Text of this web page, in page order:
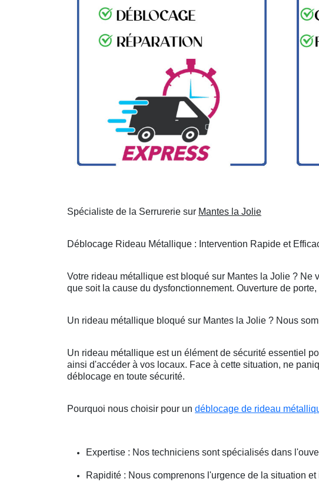
Spécialiste de la Serrurerie sur Mantes la Jolie
Déblocage Rideau Métallique : Intervention Rapide et
Votre rideau métallique est bloqué sur Mantes la Jolie ?
que soit la cause du dysfonctionnement. Ouverture de
Un rideau métallique bloqué sur Mantes la Jolie ? Nous
Un rideau métallique est un élément de sécurité essentiel
ainsi d'accéder à vos locaux. Face à cette situation, ne
déblocage en toute sécurité.
Pourquoi nous choisir pour un déblocage de rideau
Expertise : Nos techniciens sont spécialisés dans
Rapidité : Nous comprenons l'urgence de la situation